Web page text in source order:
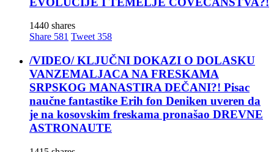
1440 shares
Share 581 Tweet 358
/VIDEO/ KLJUČNI DOKAZI O DOLASKU
VANZEMALJACA NA FRESKAMA
SRPSKOG MANASTIRA DEČANI?! Pisac
naučne fantastike Erih fon Deniken uveren da
je na kosovskim freskama pronašao DREVNE
ASTRONAUTE